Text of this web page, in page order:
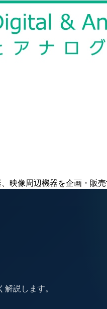
像周辺機器を企画・販
説します。